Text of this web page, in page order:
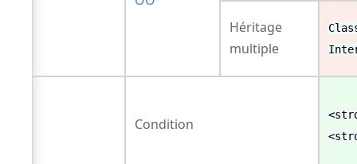
Héritage
multiple
Condition